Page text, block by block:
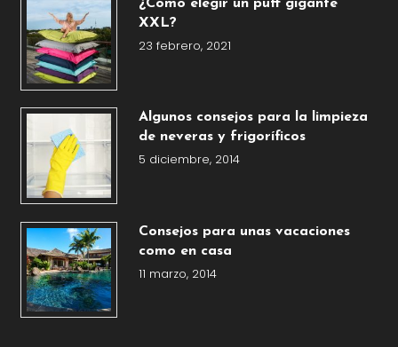
¿Cómo elegir un puff gigante
XXL?
23 febrero, 2021
Algunos consejos para la limpieza
de neveras y frigoríficos
5 diciembre, 2014
Consejos para unas vacaciones
como en casa
11 marzo, 2014